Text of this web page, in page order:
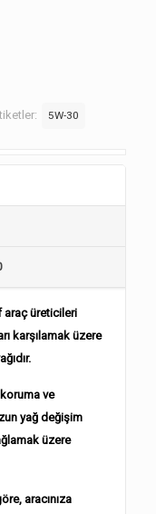
5W-30
araç üreticileri
karşılamak üzere
ve
yağ değişim
üzere
aracınıza